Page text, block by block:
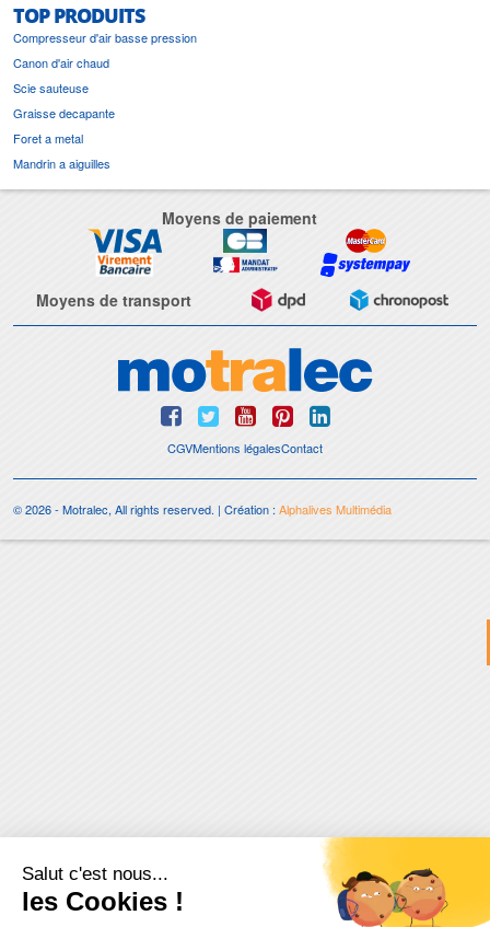
TOP PRODUITS
Compresseur d'air basse pression
Canon d'air chaud
Scie sauteuse
Graisse decapante
Foret a metal
Mandrin a aiguilles
Moyens de paiement
Moyens de transport
CGVMentions légalesContact
© 2026 - Motralec, All rights reserved. | Création : Alphalives Multimédia